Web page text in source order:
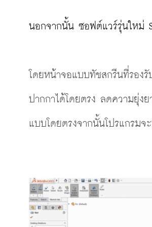
นอกจากนั้น ซอฟต์แวร์รุ่นใหม่
โดยหน้าจอแบบทัชสกรีนที่รองรั
ปากกาได้โดยตรง ลดความยุ่งย
แบบโดยตรงจากนั้นโปรแกรมจ